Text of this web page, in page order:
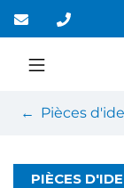
Aller
au
contenu
Pièces
PIÈCES